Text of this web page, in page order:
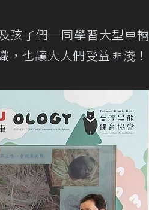
孩子們一同學習大型車輛
也讓大人們受益匪淺！